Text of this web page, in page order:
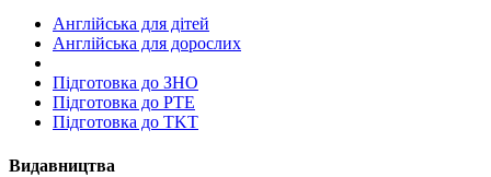
Англійська для дітей
Англійська для дорослих
Пiдготовка до ЗНО
Підготовка до PTE
Підготовка до TKT
Видавництва